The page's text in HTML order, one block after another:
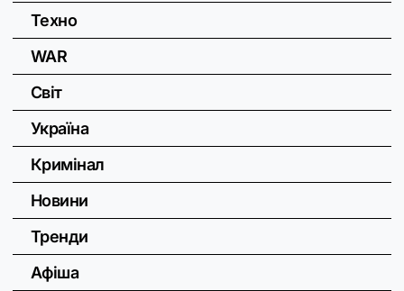
Техно
WAR
Світ
Україна
Кримінал
Новини
Тренди
Афіша